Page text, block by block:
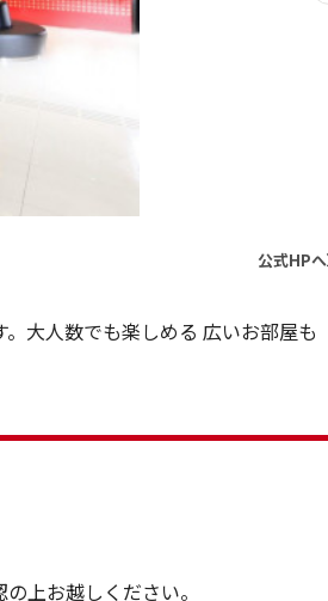
公式HPへ
大人数でも楽しめる 広いお部屋も
上お越しください。